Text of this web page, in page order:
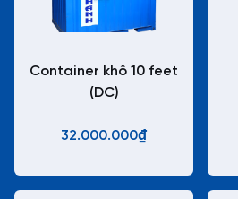
Container khô 10 feet
(DC)
32.000.000₫